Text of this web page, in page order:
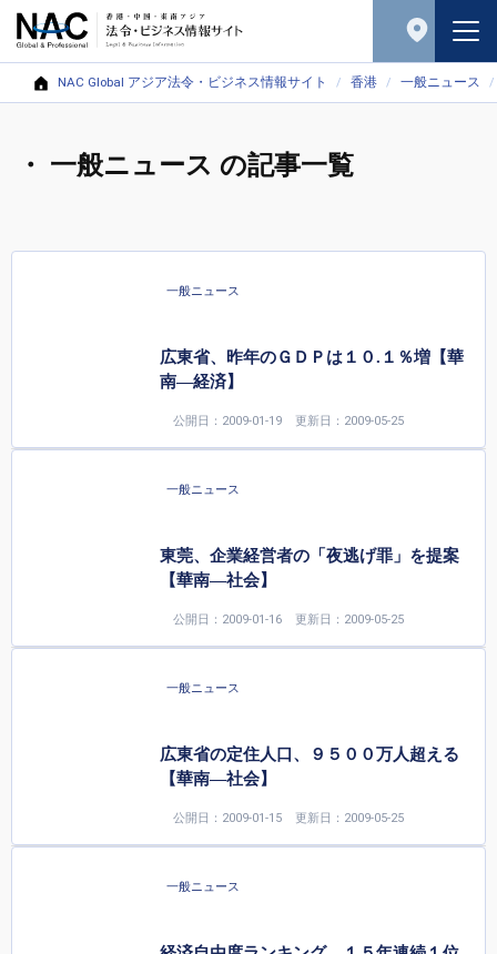
NAC Global アジア法令・ビジネス情報サイト 香港 一般ニュース
・ 一般ニュース の記事一覧
一般ニュース
広東省、昨年のＧＤＰは１０.１％増【華
南—経済】
公開日：2009-01-19 更新日：2009-05-25
一般ニュース
東莞、企業経営者の「夜逃げ罪」を提案
【華南—社会】
公開日：2009-01-16 更新日：2009-05-25
一般ニュース
広東省の定住人口、９５００万人超える
【華南—社会】
公開日：2009-01-15 更新日：2009-05-25
一般ニュース